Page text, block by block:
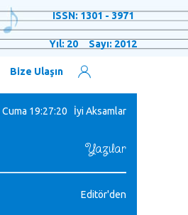
ISSN: 1301 - 3971
Yıl: 20 Sayı: 2012
Bize Ulaşın
19:27:21 İyi Aksamlar
Yazılar
Editör'den